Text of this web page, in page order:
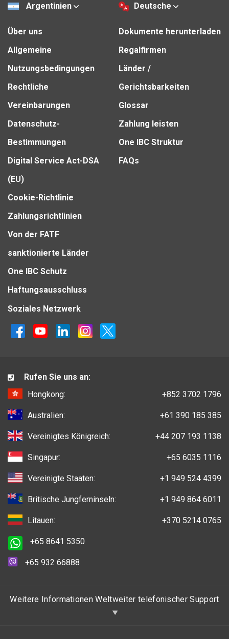
Argentinien Deutsche
Über uns
Allgemeine
Nutzungsbedingungen
Rechtliche
Vereinbarungen
Datenschutz-
Bestimmungen
Digital Service Act-DSA
(EU)
Cookie-Richtlinie
Zahlungsrichtlinien
Von der FATF
sanktionierte Länder
One IBC Schutz
Haftungsausschluss
Dokumente herunterladen
Regalfirmen
Länder /
Gerichtsbarkeiten
Glossar
Zahlung leisten
One IBC Struktur
FAQs
Soziales Netzwerk
Rufen Sie uns an:
Hongkong:
+852 3702 1796
Australien: +61 390 185 385
Vereinigtes Königreich: +44 207 193 1138
Singapur: +65 6035 1116
Vereinigte Staaten: +1 949 524 4399
Britische Jungferninseln: +1 949 864 6011
Litauen: +370 5214 0765
+65 8641 5350
+65 932 66888
Weitere Informationen Weltweiter telefonischer Support